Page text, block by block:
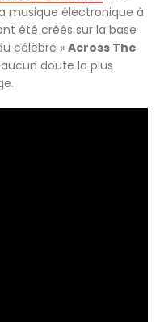
musique électronique à
été créés sur la base
célèbre « Across The
doute la plus